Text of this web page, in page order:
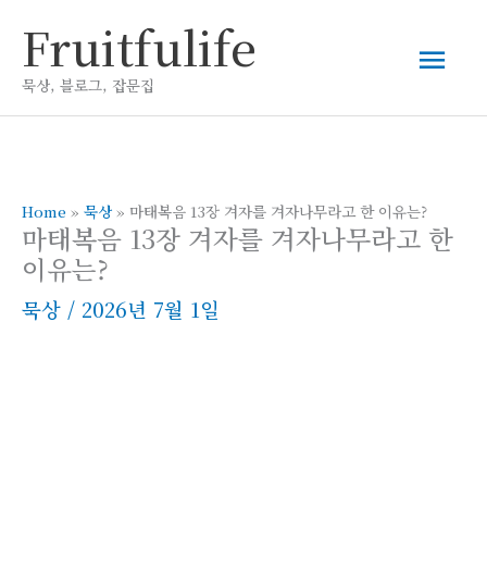
로
Fruitfulife
묵상, 블로그, 잡문집
메
인
뉴
Home » 묵상 » 마태복음 13장 겨자를 겨자나무라고 한 이유는?
마태복음 13장 겨자를 겨자나무라고 한
이유는?
묵상 / 2026년 7월 1일